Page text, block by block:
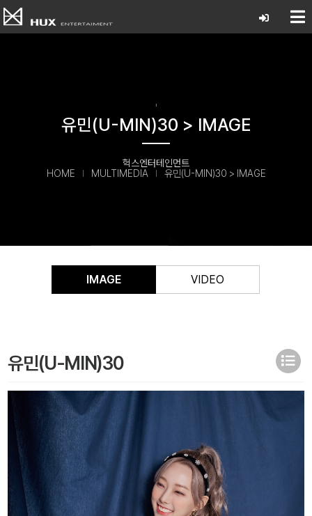
'
유민(U-MIN)30 > IMAGE
헉스엔터테인먼트
HOME
MULTIMEDIA 유민(U-MIN)30 > IMAGE
IMAGE VIDEO
유민(U-MIN)30